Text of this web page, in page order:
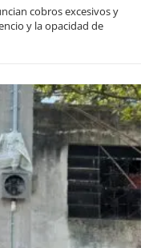
cobros excesivos y
y la opacidad de